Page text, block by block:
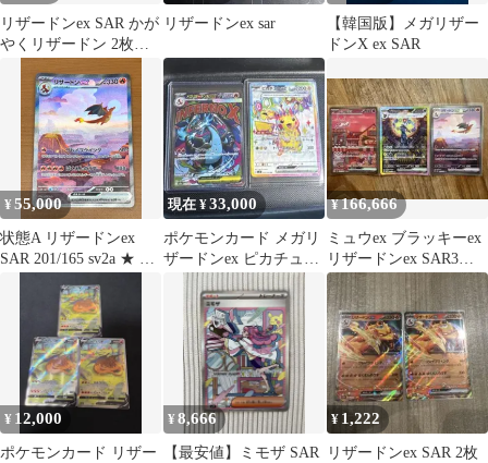
リザードンex SAR かが
やくリザードン 2枚セ
リザードンex sar
【韓国版】メガリザー
ドンX ex SAR
¥55,000
状態A リザードンex
SAR 201/165 sv2a ★ ポ
カードゲーム
現在 ¥33,000
ポケモンカード メガリ
ザードンex ピカチュウ
ex イーブイex etc
¥166,666
ミュウex ブラッキーex
リザードンex SAR3枚
セット
¥ 12,000
ポケモンカード リザー
¥8,666
【最安値】ミモザ SAR
¥ 1,222
リザードンex SAR 2枚